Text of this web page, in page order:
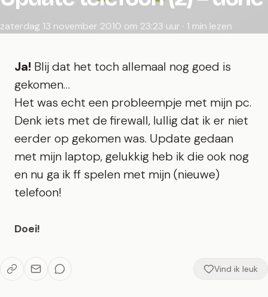
zaterdag 13 november 2010 om 23:23 uur · 1 min lezen
Ja! Blij dat het toch allemaal nog goed is
gekomen…
Het was echt een probleempje met mijn pc.
Denk iets met de firewall, lullig dat ik er niet
eerder op gekomen was. Update gedaan
met mijn laptop, gelukkig heb ik die ook nog
en nu ga ik ff spelen met mijn (nieuwe)
telefoon!
Doei!
Vind ik leuk